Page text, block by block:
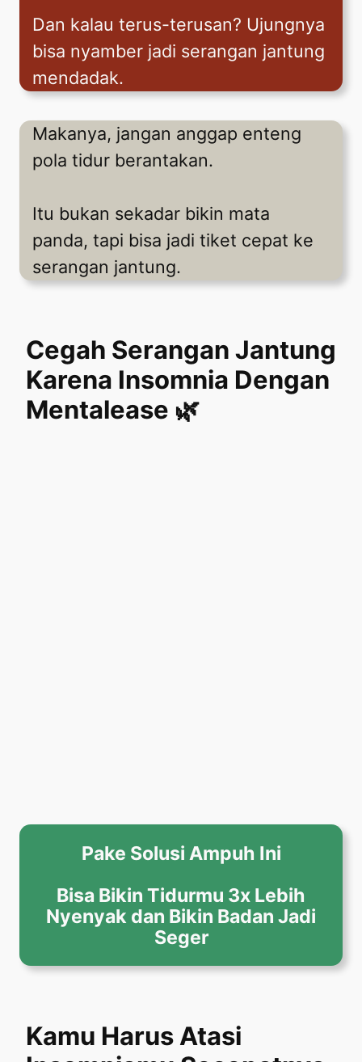
Dan kalau terus-terusan? Ujungnya
bisa nyamber jadi serangan jantung
mendadak.
Makanya, jangan anggap enteng
pola tidur berantakan.
Itu bukan sekadar bikin mata
panda, tapi bisa jadi tiket cepat ke
serangan jantung.
Cegah Serangan Jantung
Karena Insomnia Dengan
Mentalease 🌿
Pake Solusi Ampuh Ini
Bisa Bikin Tidurmu 3x Lebih
Nyenyak dan Bikin Badan Jadi
Seger
Kamu Harus Atasi